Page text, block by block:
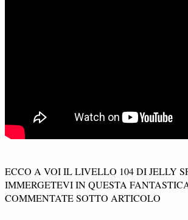
ECCO A VOI IL LIVELLO 104 DI JELLY
IMMERGETEVI IN QUESTA
COMMENTATE SOTTO ARTICOLO